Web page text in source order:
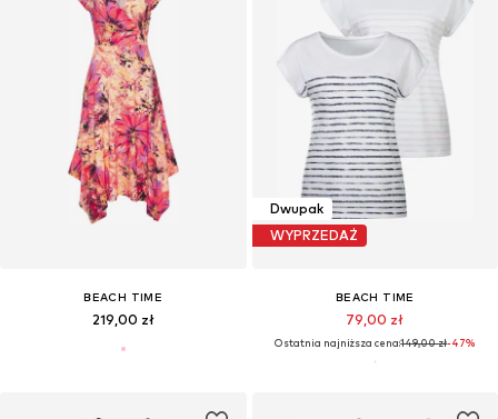
BEACH TIME
219,00 zł
Dwupak
WYPRZEDAŻ
BEACH TIME
79,00 zł
Ostatnia najniższa cena:149,00 zł-47%